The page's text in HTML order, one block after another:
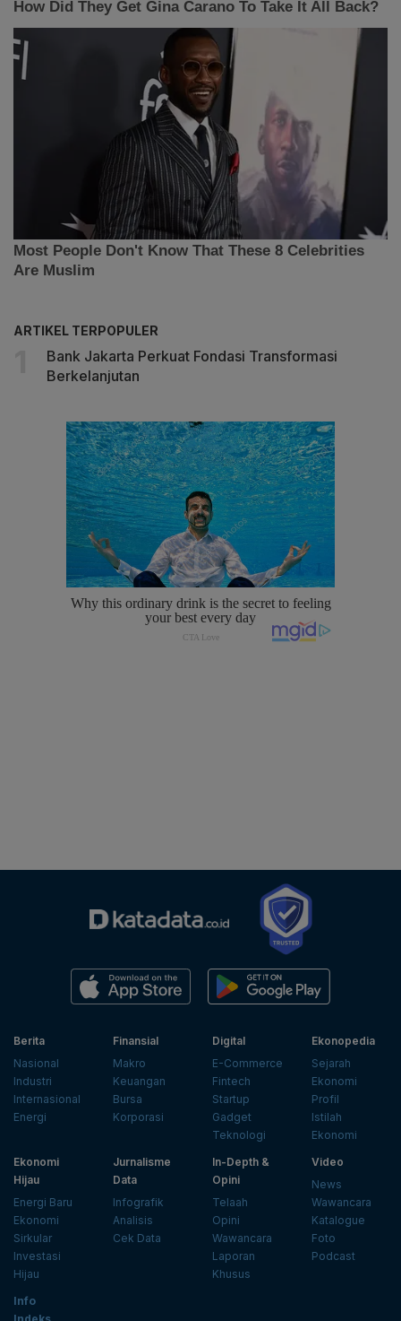
ARTIKEL TERPOPULER
Bank Jakarta Perkuat Fondasi Transformasi
Berkelanjutan
Berita
Nasional
Industri
Internasional
Energi
Finansial
Makro
Keuangan
Bursa
Korporasi
Digital
E-Commerce
Fintech
Startup
Gadget
Teknologi
Ekonopedia
Sejarah
Ekonomi
Profil
Istilah
Ekonomi
Ekonomi
Hijau
Energi Baru
Ekonomi
Sirkular
Investasi
Hijau
Jurnalisme
Data
Infografik
Analisis
Cek Data
In-Depth &
Opini
Telaah
Opini
Wawancara
Laporan
Khusus
Video
News
Wawancara
Katalogue
Foto
Podcast
Info